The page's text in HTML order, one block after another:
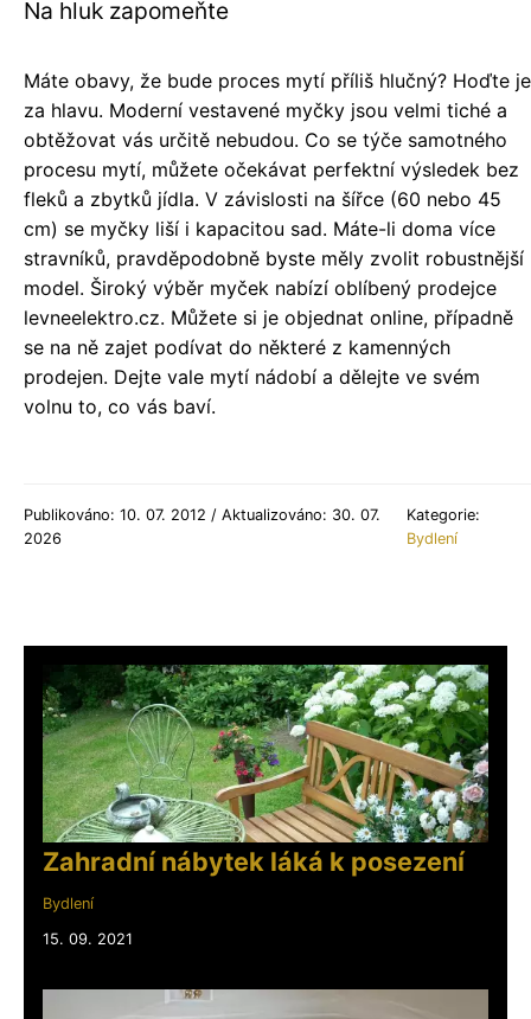
Na hluk zapomeňte
Máte obavy, že bude proces mytí příliš hlučný? Hoďte je
za hlavu. Moderní vestavené myčky jsou velmi tiché a
obtěžovat vás určitě nebudou. Co se týče samotného
procesu mytí, můžete očekávat perfektní výsledek bez
fleků a zbytků jídla. V závislosti na šířce (60 nebo 45
cm) se myčky liší i kapacitou sad. Máte-li doma více
stravníků, pravděpodobně byste měly zvolit robustnější
model. Široký výběr myček nabízí oblíbený prodejce
levneelektro.cz. Můžete si je objednat online, případně
se na ně zajet podívat do některé z kamenných
prodejen. Dejte vale mytí nádobí a dělejte ve svém
volnu to, co vás baví.
Publikováno: 10. 07. 2012 / Aktualizováno: 30. 07.
2026
Kategorie:
Bydlení
Zahradní nábytek láká k posezení
Bydlení
15. 09. 2021